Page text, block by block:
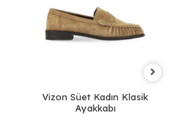
Vizon Süet Kadın Klasik
Ayakkabı